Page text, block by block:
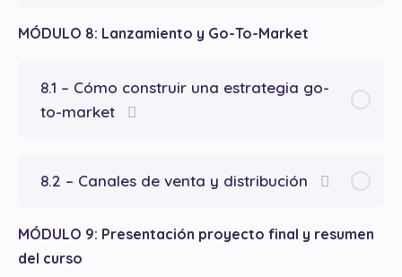
MÓDULO 8: Lanzamiento y Go-To-Market
8.1 – Cómo construir una estrategia go-
to-market
8.2 – Canales de venta y distribución
MÓDULO 9: Presentación proyecto final y resumen
del curso